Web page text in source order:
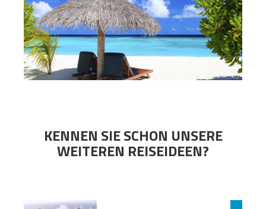
KENNEN SIE SCHON UNSERE
WEITEREN REISEIDEEN?